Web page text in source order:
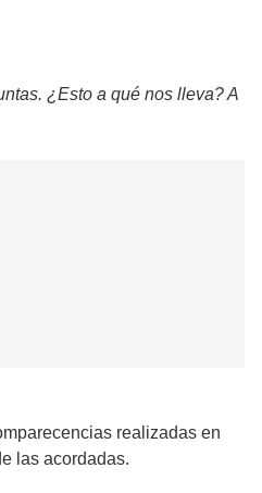
¿Esto a qué nos lleva? A
realizadas en
las acordadas.